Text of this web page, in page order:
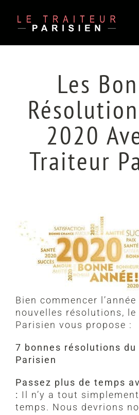
contenu
Les
2020
Traiteur
Bien commencer
nouvelles résolutions, le
Parisien vous propose :
7 bonnes résolutions du
Parisien
Passez plus de temps
: Il n’y a tout
temps. Nous devrions